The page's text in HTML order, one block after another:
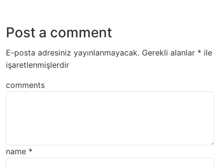
Post a comment
E-posta adresiniz yayınlanmayacak. Gerekli alanlar * ile
işaretlenmişlerdir
comments
name *